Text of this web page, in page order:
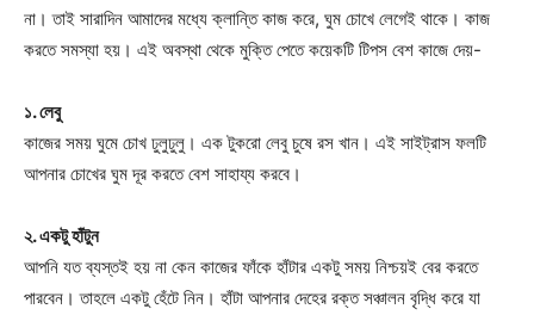
না। তাই সারাদিন আমাদের মধ্যে ক্লান্তি কাজ করে, ঘুম চোখে লেগেই থাকে। কাজ
করতে সমস্যা হয়। এই অবস্থা থেকে মুক্তি পেতে কয়েকটি টিপস বেশ কাজে দেয়-
১. লেবু
কাজের সময় ঘুমে চোখ ঢুলুঢুলু। এক টুকরো লেবু চুষে রস খান। এই সাইট্রাস ফলটি
আপনার চোখের ঘুম দূর করতে বেশ সাহায্য করবে।
২. একটু হাঁটুন
আপনি যত ব্যস্তই হয় না কেন কাজের ফাঁকে হাঁটার একটু সময় নিশ্চয়ই বের করতে
পারবেন। তাহলে একটু হেঁটে নিন। হাঁটা আপনার দেহের রক্ত সঞ্চালন বৃদ্ধি করে যা